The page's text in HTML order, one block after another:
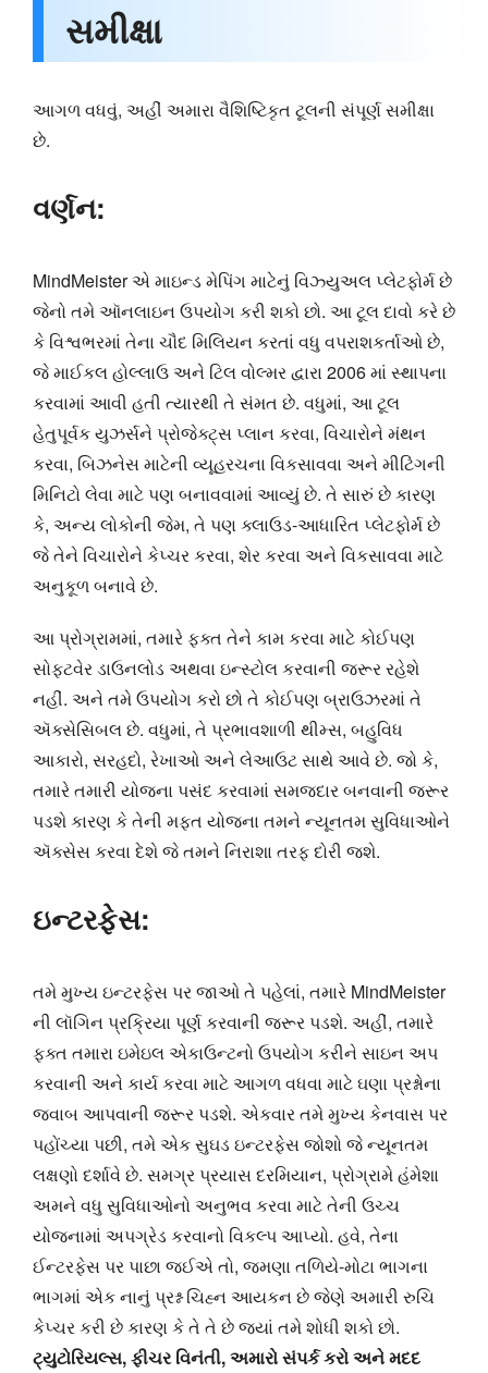
સમીક્ષા
આગળ વધવું, અહીં અમારા વૈશિષ્ટિકૃત ટૂલની સંપૂર્ણ સમીક્ષા
છે.
વર્ણન:
MindMeister એ માઇન્ડ મેપિંગ માટેનું વિઝ્યુઅલ પ્લેટફોર્મ છે
જેનો તમે ઑનલાઇન ઉપયોગ કરી શકો છો. આ ટૂલ દાવો કરે છે
કે વિશ્વભરમાં તેના ચૌદ મિલિયન કરતાં વધુ વપરાશકર્તાઓ છે,
જે માઈકલ હોલ્લાઉ અને ટિલ વોલ્મર દ્વારા 2006 માં સ્થાપના
કરવામાં આવી હતી ત્યારથી તે સંમત છે. વધુમાં, આ ટૂલ
હેતુપૂર્વક યુઝર્સને પ્રોજેક્ટ્સ પ્લાન કરવા, વિચારોને મંથન
કરવા, બિઝનેસ માટેની વ્યૂહરચના વિકસાવવા અને મીટિંગની
મિનિટો લેવા માટે પણ બનાવવામાં આવ્યું છે. તે સારું છે કારણ
કે, અન્ય લોકોની જેમ, તે પણ ક્લાઉડ-આધારિત પ્લેટફોર્મ છે
જે તેને વિચારોને કેપ્ચર કરવા, શેર કરવા અને વિકસાવવા માટે
અનુકૂળ બનાવે છે.
આ પ્રોગ્રામમાં, તમારે ફક્ત તેને કામ કરવા માટે કોઈપણ
સોફ્ટવેર ડાઉનલોડ અથવા ઇન્સ્ટોલ કરવાની જરૂર રહેશે
નહીં. અને તમે ઉપયોગ કરો છો તે કોઈપણ બ્રાઉઝરમાં તે
ઍક્સેસિબલ છે. વધુમાં, તે પ્રભાવશાળી થીમ્સ, બહુવિધ
આકારો, સરહદો, રેખાઓ અને લેઆઉટ સાથે આવે છે. જો કે,
તમારે તમારી યોજના પસંદ કરવામાં સમજદાર બનવાની જરૂર
પડશે કારણ કે તેની મફત યોજના તમને ન્યૂનતમ સુવિધાઓને
ઍક્સેસ કરવા દેશે જે તમને નિરાશા તરફ દોરી જશે.
ઇન્ટરફેસ:
તમે મુખ્ય ઇન્ટરફેસ પર જાઓ તે પહેલાં, તમારે MindMeister
ની લૉગિન પ્રક્રિયા પૂર્ણ કરવાની જરૂર પડશે. અહીં, તમારે
ફક્ત તમારા ઇમેઇલ એકાઉન્ટનો ઉપયોગ કરીને સાઇન અપ
કરવાની અને કાર્ય કરવા માટે આગળ વધવા માટે ઘણા પ્રશ્નોના
જવાબ આપવાની જરૂર પડશે. એકવાર તમે મુખ્ય કેનવાસ પર
પહોંચ્યા પછી, તમે એક સુઘડ ઇન્ટરફેસ જોશો જે ન્યૂનતમ
લક્ષણો દર્શાવે છે. સમગ્ર પ્રયાસ દરમિયાન, પ્રોગ્રામે હંમેશા
અમને વધુ સુવિધાઓનો અનુભવ કરવા માટે તેની ઉચ્ચ
યોજનામાં અપગ્રેડ કરવાનો વિકલ્પ આપ્યો. હવે, તેના
ઈન્ટરફેસ પર પાછા જઈએ તો, જમણા તળિયે-મોટા ભાગના
ભાગમાં એક નાનું પ્રશ્ન ચિહ્ન આયકન છે જેણે અમારી રુચિ
કેપ્ચર કરી છે કારણ કે તે તે છે જ્યાં તમે શોધી શકો છો.
ટ્યુટોરિયલ્સ, ફીચર વિનંતી, અમારો સંપર્ક કરો અને મદદ